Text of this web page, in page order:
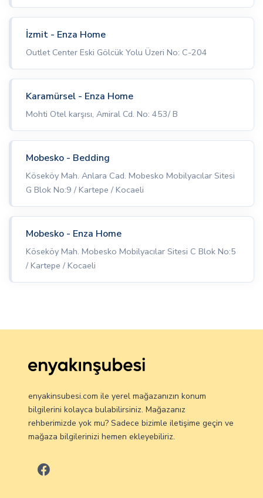
İzmit - Enza Home
Outlet Center Eski Gölcük Yolu Üzeri No: C-204
Karamürsel - Enza Home
Mohti Otel karşısı, Amiral Cd. No: 453/ B
Mobesko - Bedding
Köseköy Mah. Anlara Cad. Mobesko Mobilyacılar Sitesi
G Blok No:9 / Kartepe / Kocaeli
Mobesko - Enza Home
Köseköy Mah. Mobesko Mobilyacılar Sitesi C Blok No:5
/ Kartepe / Kocaeli
enyakinsubesi.com ile yerel mağazanızın konum
bilgilerini kolayca bulabilirsiniz. Mağazanız
rehberimizde yok mu? Sadece bizimle iletişime geçin ve
mağaza bilgilerinizi hemen ekleyebiliriz.